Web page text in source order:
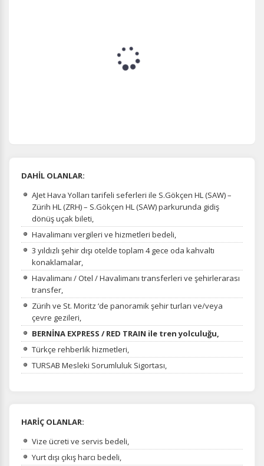
DAHİL OLANLAR:
AJet Hava Yolları tarifeli seferleri ile S.Gökçen HL (SAW) –
Zürih HL (ZRH) – S.Gökçen HL (SAW) parkurunda gidiş
dönüş uçak bileti,
Havalimanı vergileri ve hizmetleri bedeli,
3 yıldızlı şehir dışı otelde toplam 4 gece oda kahvaltı
konaklamalar,
Havalimanı / Otel / Havalimanı transferleri ve şehirlerarası
transfer,
Zürih ve St. Moritz ‘de panoramik şehir turları ve/veya
çevre gezileri,
BERNİNA EXPRESS / RED TRAIN ile tren yolculuğu,
Türkçe rehberlik hizmetleri,
TURSAB Mesleki Sorumluluk Sigortası,
HARİÇ OLANLAR:
Vize ücreti ve servis bedeli,
Yurt dışı çıkış harcı bedeli,